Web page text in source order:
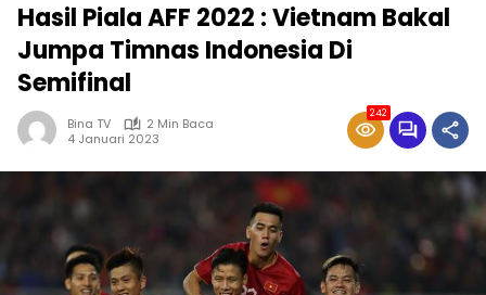
Hasil Piala AFF 2022 : Vietnam Bakal
Jumpa Timnas Indonesia Di
Semifinal
Bina TV
2 Min Baca
4 Januari 2023
242